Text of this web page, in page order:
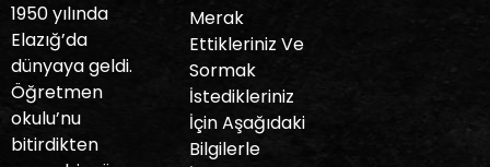
1950 yılında
Elazığ’da
dünyaya geldi.
Öğretmen
okulu’nu
bitirdikten
Merak
Ettikleriniz Ve
Sormak
İstedikleriniz
İçin Aşağıdaki
Bilgilerle